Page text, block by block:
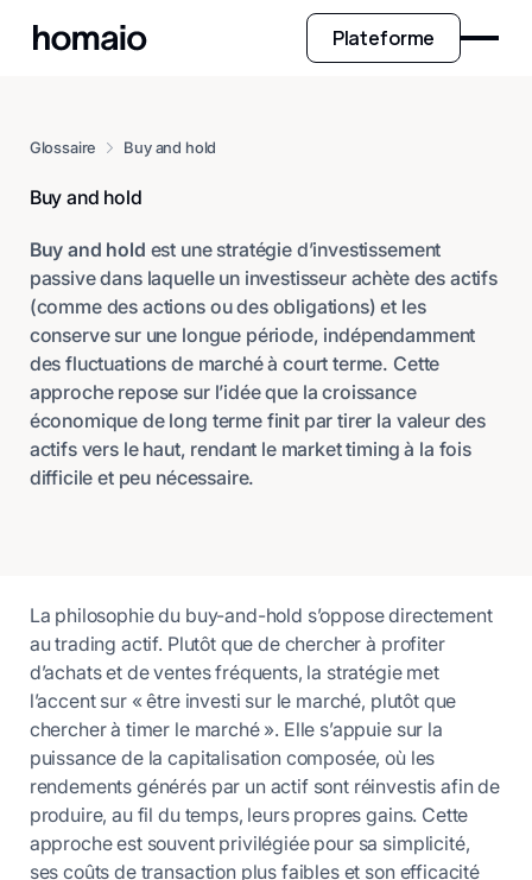
Plateforme
Glossaire Buy and hold
Buy and hold
Buy and hold est une stratégie d’investissement
passive dans laquelle un investisseur achète des actifs
(comme des actions ou des obligations) et les
conserve sur une longue période, indépendamment
des fluctuations de marché à court terme. Cette
approche repose sur l’idée que la croissance
économique de long terme finit par tirer la valeur des
actifs vers le haut, rendant le market timing à la fois
difficile et peu nécessaire.
La philosophie du buy-and-hold s’oppose directement
au trading actif. Plutôt que de chercher à profiter
d’achats et de ventes fréquents, la stratégie met
l’accent sur « être investi sur le marché, plutôt que
chercher à timer le marché ». Elle s’appuie sur la
puissance de la capitalisation composée, où les
rendements générés par un actif sont réinvestis afin de
produire, au fil du temps, leurs propres gains. Cette
approche est souvent privilégiée pour sa simplicité,
ses coûts de transaction plus faibles et son efficacité